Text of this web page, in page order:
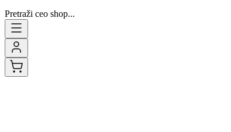
Pretraži ceo shop...